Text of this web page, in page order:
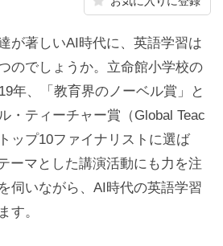
が著しいAI時代に、英語学習は
のでしょうか。立命館小学校の
年、「教育界のノーベル賞」と
・ティーチャー賞（Global Teac
ップ10ファイナリストに選ば
ーマとした講演活動にも力を注
伺いながら、AI時代の英語学習
す。